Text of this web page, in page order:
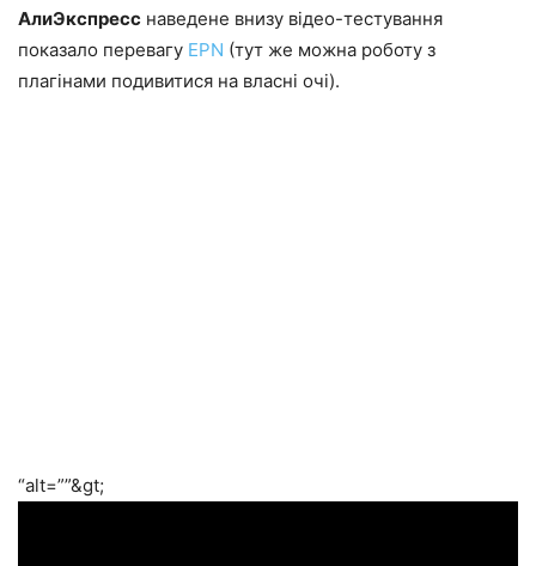
АлиЭкспресс наведене внизу відео-тестування
показало перевагу EPN (тут же можна роботу з
плагінами подивитися на власні очі).
“alt=””&gt;